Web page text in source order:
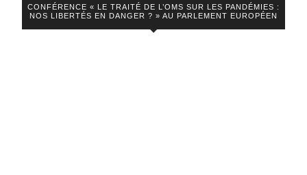
CONFÉRENCE « LE TRAITÉ DE L’OMS SUR LES PANDÉMIES :
NOS LIBERTÉS EN DANGER ? » AU PARLEMENT EUROPÉEN